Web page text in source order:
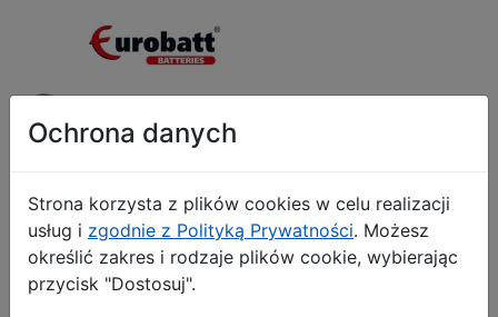
Lokalizacja: mazowieckie
Inne produkty Sprzedawcy
Przejdź do hurtowni
Ochrona danych
Strona korzysta z plików cookies w celu realizacji
usług i zgodnie z Polityką Prywatności. Możesz
określić zakres i rodzaje plików cookie, wybierając
przycisk "Dostosuj".